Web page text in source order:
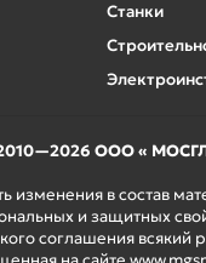
Станки
2010—2026 ООО «
в состав
и защитных
соглашения всякий